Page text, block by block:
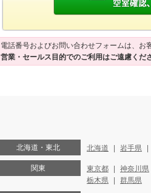
電話番号およびお問い合わせフォームは、お
営業・セールス目的でのご利用はご遠慮くだ
北海道・東北 北海道 岩手県
関東 東京都
神奈川県
栃木県
群馬県